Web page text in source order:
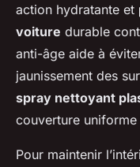
action hydratante et
voiture durable
anti-âge aide à
jaunissement des
spray nettoyant
couverture
Pour maintenir